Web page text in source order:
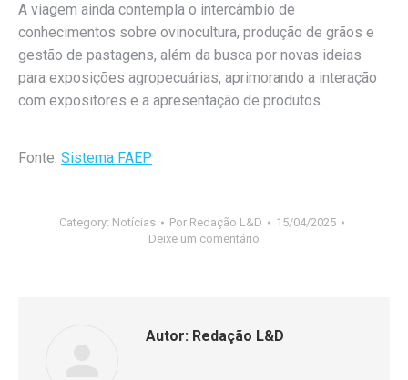
A viagem ainda contempla o intercâmbio de
conhecimentos sobre ovinocultura, produção de grãos e
gestão de pastagens, além da busca por novas ideias
para exposições agropecuárias, aprimorando a interação
com expositores e a apresentação de produtos.
Fonte: Sistema FAEP
Category: Notícias Por Redação L&D
15/04/2025
Deixe um comentário
Autor: Redação L&D